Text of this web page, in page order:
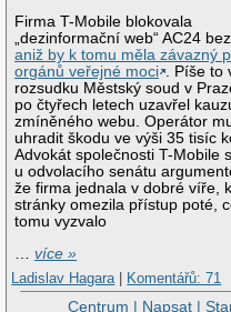
Firma T-Mobile blokovala
„dezinformační web“ AC24
aniž by k tomu měla závazný
orgánů veřejné moci . Píše to
rozsudku Městský soud v
po čtyřech letech uzavřel
zmíněného webu. Operátor
uhradit škodu ve výši 35 tisíc
Advokát společnosti T-Mobile
u odvolacího senátu
že firma jednala v dobré víře,
stránky omezila přístup poté,
tomu vyzvalo
…více »
Ladislav Hagara | Komentářů: 71
Centrum | Napsat|